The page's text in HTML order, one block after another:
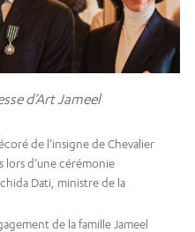
d’Art Jameel
de l’insigne de Chevalier
lors d’une cérémonie
Dati, ministre de la
de la famille Jameel